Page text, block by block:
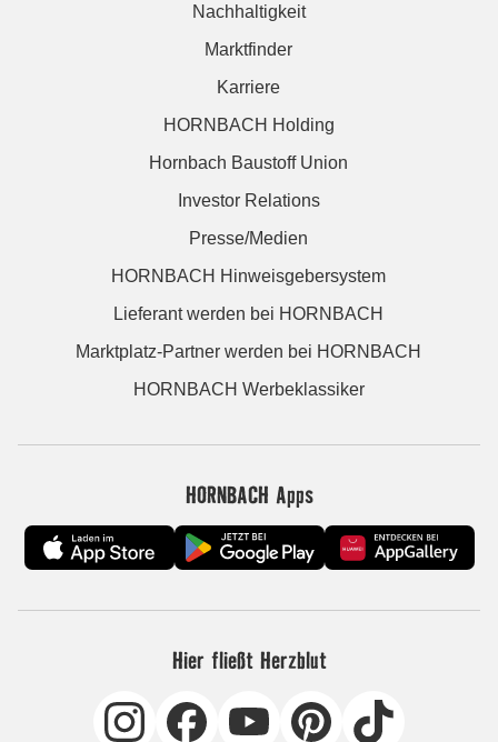
Nachhaltigkeit
Marktfinder
Karriere
HORNBACH Holding
Hornbach Baustoff Union
Investor Relations
Presse/Medien
HORNBACH Hinweisgebersystem
Lieferant werden bei HORNBACH
Marktplatz-Partner werden bei HORNBACH
HORNBACH Werbeklassiker
HORNBACH Apps
Hier fließt Herzblut